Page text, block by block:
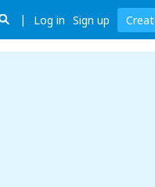
Log in Sign up